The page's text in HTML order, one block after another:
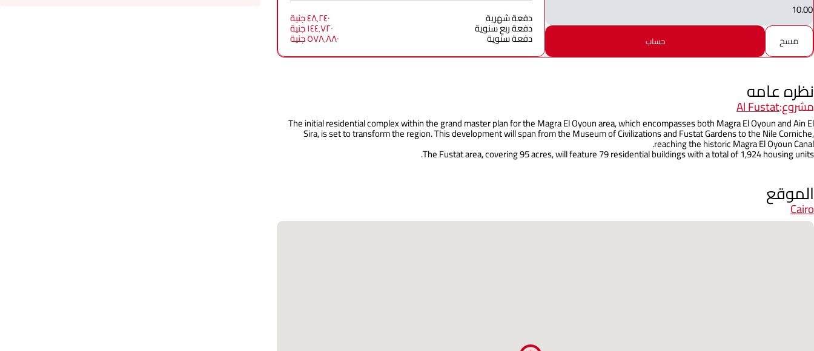
10.00
مسح
حساب
دفعة شهرية ٤٨٬٢٤٠ جنية
دفعة ربع سنوية ١٤٤٬٧٢٠ جنية
دفعة سنوية ٥٧٨٬٨٨٠ جنية
نظره عامه
مشروع:Al Fustat
The initial residential complex within the grand master plan for the Magra El Oyoun area, which encompasses both Magra El Oyoun and Ain El
Sira, is set to transform the region. This development will span from the Museum of Civilizations and Fustat Gardens to the Nile Corniche,
reaching the historic Magra El Oyoun Canal.
The Fustat area, covering 95 acres, will feature 79 residential buildings with a total of 1,924 housing units.
الموقع
Cairo